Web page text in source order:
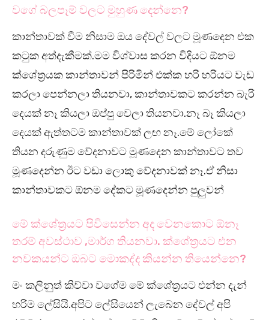
වගේ බලපෑම් වලට මුහුණ දෙන්නෙ?
කාන්තාවක් වීම නිසාම ඔය දේවල් වලට මූණදෙන එක
කටුක අත්දැකීමක්.මම විශ්වාස කරන විදියට ඕනම
ක්ශේත්‍රයක කාන්තාවන් පිරිමින් එක්ක හරි හරියට වැඩ
කරලා පෙන්නලා තියනවා, කාන්තාවකට කරන්න බැරි
දෙයක් නෑ කියලා ඔප්පු වෙලා තියනවා.නෑ බෑ කියලා
දෙයක් ඇත්තටම කාන්තාවක් ලඟ නෑ.මේ ලෝකේ
තියන දරුණුම වේදනාවට මූණදෙන කාන්තාවට තව
මූණදෙන්න ඊට වඩා ලොකු වේදනාවක් නෑ.ඒ නිසා
කාන්තාවකට ඕනම දේකට මූණදෙන්න පුලුවන්
මේ ක්ශේත්‍රයට පිවිසෙන්න අද වෙනකොට ඕනෑ
තරම් අවස්ථාව ,මාර්ග තියනවා. ක්ශේත්‍රයට එන
නවකයන්ට ඔබට මොකද්ද කියන්න තියෙන්නෙ?
මං කලිනුත් කිව්වා වගේම මේ ක්ශේත්‍රයට එන්න දැන්
හරිම ලේසියි.අපිට ලේසියෙන් ලැබෙන දේවල් අපි